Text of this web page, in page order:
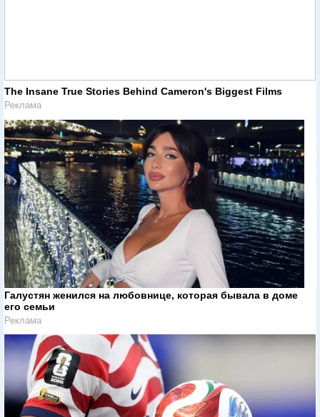
The Insane True Stories Behind Cameron's Biggest Films
Реклама
Галустян женился на любовнице, которая бывала в доме
его семьи
Реклама